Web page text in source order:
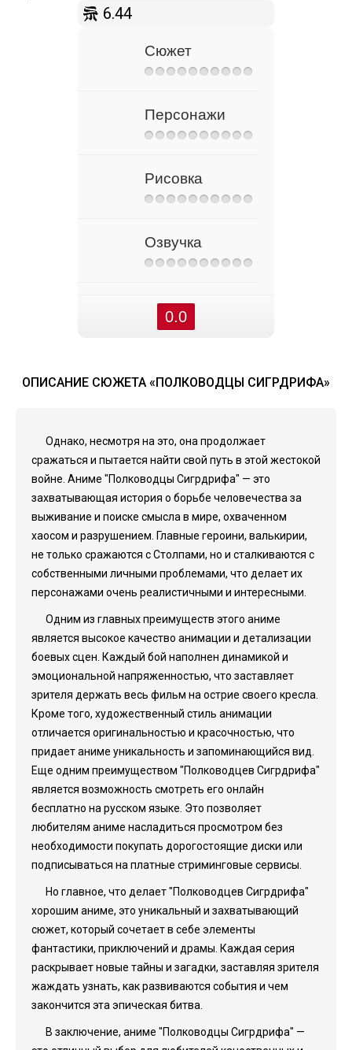
6.44
Сюжет
Персонажи
Рисовка
Озвучка
0.0
ОПИСАНИЕ СЮЖЕТА «ПОЛКОВОДЦЫ СИГРДРИФА»
Однако, несмотря на это, она продолжает
сражаться и пытается найти свой путь в этой жестокой
войне. Аниме "Полководцы Сигрдрифа" — это
захватывающая история о борьбе человечества за
выживание и поиске смысла в мире, охваченном
хаосом и разрушением. Главные героини, валькирии,
не только сражаются с Столпами, но и сталкиваются с
собственными личными проблемами, что делает их
персонажами очень реалистичными и интересными.
Одним из главных преимуществ этого аниме
является высокое качество анимации и детализации
боевых сцен. Каждый бой наполнен динамикой и
эмоциональной напряженностью, что заставляет
зрителя держать весь фильм на острие своего кресла.
Кроме того, художественный стиль анимации
отличается оригинальностью и красочностью, что
придает аниме уникальность и запоминающийся вид.
Еще одним преимуществом "Полководцев Сигрдрифа"
является возможность смотреть его онлайн
бесплатно на русском языке. Это позволяет
любителям аниме насладиться просмотром без
необходимости покупать дорогостоящие диски или
подписываться на платные стриминговые сервисы.
Но главное, что делает "Полководцев Сигрдрифа"
хорошим аниме, это уникальный и захватывающий
сюжет, который сочетает в себе элементы
фантастики, приключений и драмы. Каждая серия
раскрывает новые тайны и загадки, заставляя зрителя
жаждать узнать, как развиваются события и чем
закончится эта эпическая битва.
В заключение, аниме "Полководцы Сигрдрифа" —